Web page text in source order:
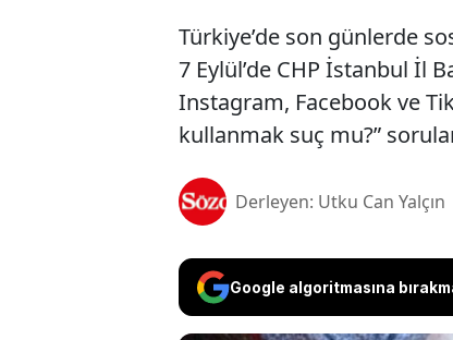
Türkiye’de son günlerde
7 Eylül’de CHP İstanbul İl
Instagram, Facebook ve
kullanmak suç mu?”
Derleyen: Utku Can Yalçın
Google algoritmasına